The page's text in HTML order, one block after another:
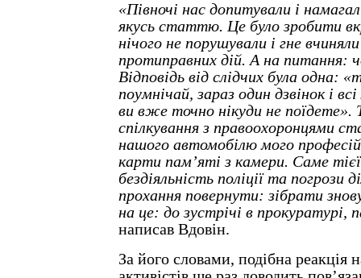
«Півночі нас допитували і
якусь статтю. Це було зробити
нічого не порушували і гне
протиправних дій. А на питання:
Відповідь від слідчих була одна:
поумнічай, зараз один дзвінок і
ви вже точно нікуди не поїдете».
спілкування з правоохоронцями
нашого автомобілю мого
карти пам’яті з камери. Саме
бездіяльність поліції та погрози
прохання повернути: зібрати
на це: до зустрічі в прокуратурі,
написав Вдовін.
За його словами, подібна реакція